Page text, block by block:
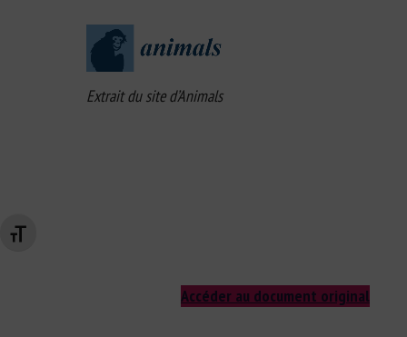
Changer la taille de la police
Extrait du site d’Animals
Accéder au document original